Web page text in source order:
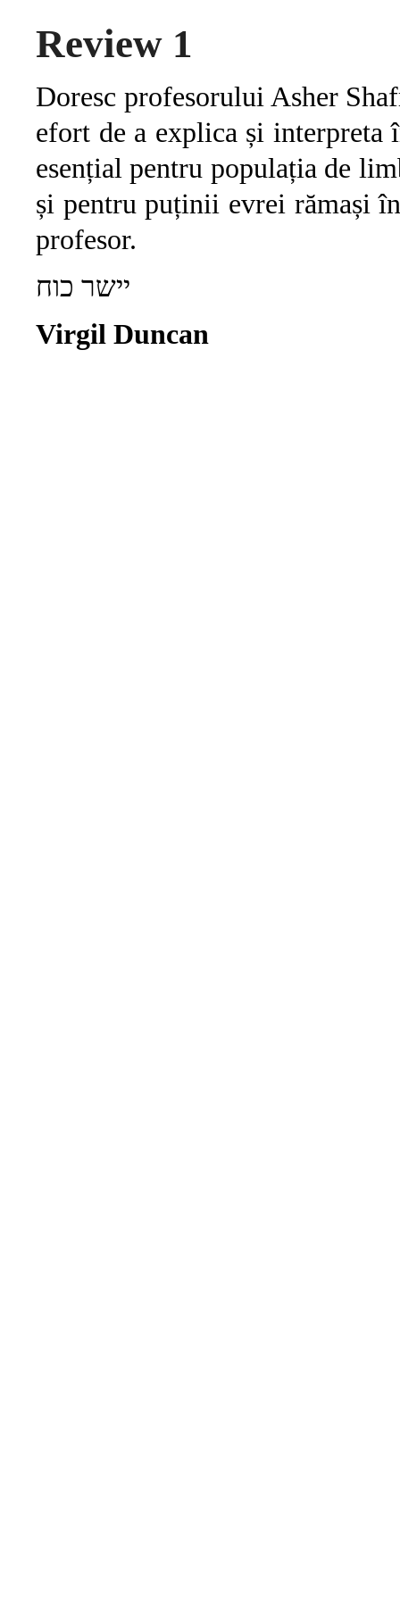
Review 1
Doresc profesorului Asher
efort de a explica și interpreta
esențial pentru populația de
și pentru puținii evrei rămași
profesor.
יישר כוח
Virgil Duncan